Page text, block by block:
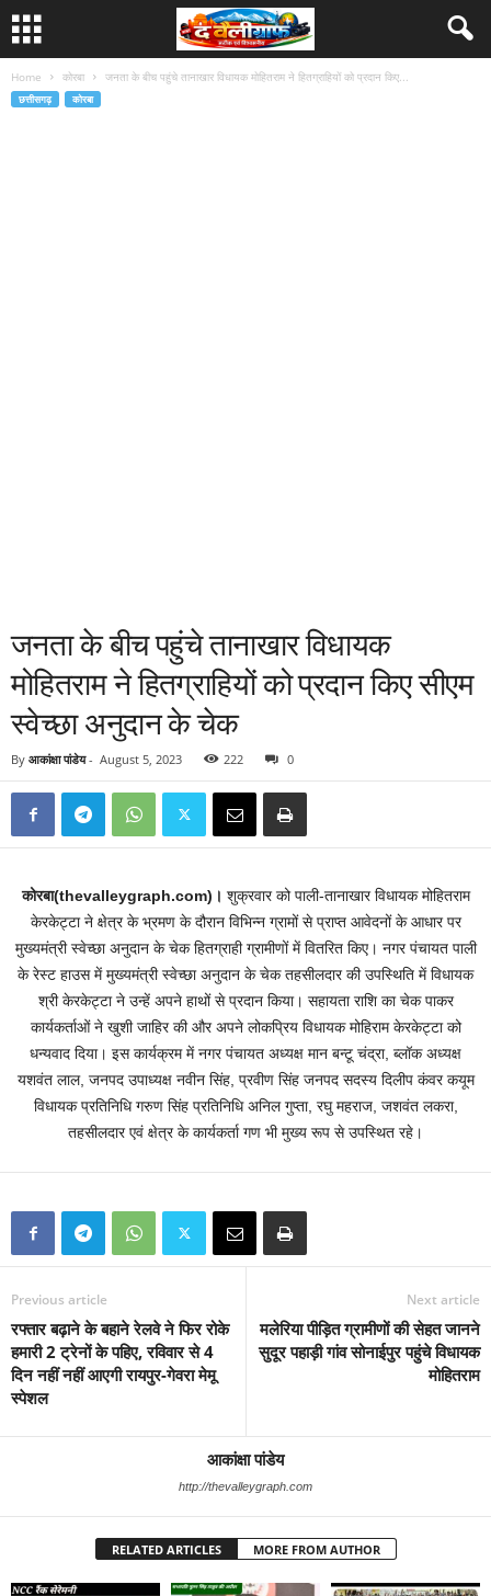
Home कोरबा जनता के बीच पहुंचे तानाखार विधायक मोहितराम ने हितग्राहियों को प्रदान किए...
छत्तीसगढ़ कोरबा
जनता के बीच पहुंचे तानाखार विधायक
मोहितराम ने हितग्राहियों को प्रदान किए सीएम
स्वेच्छा अनुदान के चेक
By आकांक्षा पांडेय- August 5, 2023 222 0
कोरबा(thevalleygraph.com)। शुक्रवार को पाली-तानाखार विधायक मोहितराम
केरकेट्टा ने क्षेत्र के भ्रमण के दौरान विभिन्न ग्रामों से प्राप्त आवेदनों के आधार पर
मुख्यमंत्री स्वेच्छा अनुदान के चेक हितग्राही ग्रामीणों में वितरित किए। नगर पंचायत पाली
के रेस्ट हाउस में मुख्यमंत्री स्वेच्छा अनुदान के चेक तहसीलदार की उपस्थिति में विधायक
श्री केरकेट्टा ने उन्हें अपने हाथों से प्रदान किया। सहायता राशि का चेक पाकर
कार्यकर्ताओं ने खुशी जाहिर की और अपने लोकप्रिय विधायक मोहिराम केरकेट्टा को
धन्यवाद दिया। इस कार्यक्रम में नगर पंचायत अध्यक्ष मान बन्टू चंद्रा, ब्लॉक अध्यक्ष
यशवंत लाल, जनपद उपाध्यक्ष नवीन सिंह, प्रवीण सिंह जनपद सदस्य दिलीप कंवर कयूम
विधायक प्रतिनिधि गरुण सिंह प्रतिनिधि अनिल गुप्ता, रघु महराज, जशवंत लकरा,
तहसीलदार एवं क्षेत्र के कार्यकर्ता गण भी मुख्य रूप से उपस्थित रहे।
Previous article
रफ्तार बढ़ाने के बहाने रेलवे ने फिर रोके
हमारी 2 ट्रेनों के पहिए, रविवार से 4
दिन नहीं नहीं आएगी रायपुर-गेवरा मेमू
स्पेशल
Next article
मलेरिया पीड़ित ग्रामीणों की सेहत जानने
सुदूर पहाड़ी गांव सोनाईपुर पहुंचे विधायक
मोहितराम
आकांक्षा पांडेय
http://thevalleygraph.com
RELATED ARTICLES MORE FROM AUTHOR